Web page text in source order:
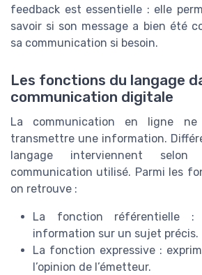
feedback est essentielle : elle
savoir si son message a bien été
sa communication si besoin.
Les fonctions du langage
communication digitale
La communication en ligne
transmettre une information.
langage interviennent
communication utilisé. Parmi les
on retrouve :
La fonction référentielle :
information sur un sujet précis.
La fonction expressive :
l’opinion de l’émetteur.